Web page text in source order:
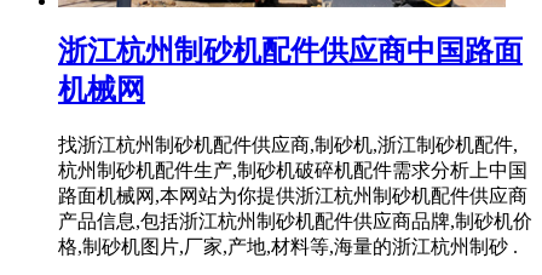
浙江杭州制砂机配件供应商中国路面
机械网
找浙江杭州制砂机配件供应商,制砂机,浙江制砂机配件,
杭州制砂机配件生产,制砂机破碎机配件需求分析上中国
路面机械网,本网站为你提供浙江杭州制砂机配件供应商
产品信息,包括浙江杭州制砂机配件供应商品牌,制砂机价
格,制砂机图片,厂家,产地,材料等,海量的浙江杭州制砂 .